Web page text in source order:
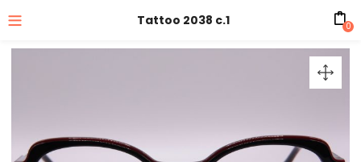
Tattoo 2038 c.1 0